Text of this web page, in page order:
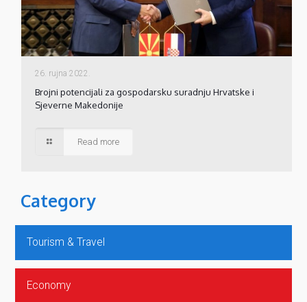
26. rujna 2022.
Brojni potencijali za gospodarsku suradnju Hrvatske i
Sjeverne Makedonije
Read more
Category
Tourism & Travel
Economy